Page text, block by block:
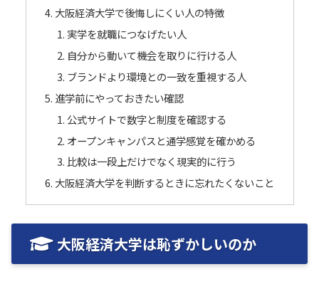
大阪経済大学で後悔しにくい人の特徴
実学を就職につなげたい人
自分から動いて機会を取りに行ける人
ブランドより環境との一致を重視する人
進学前にやっておきたい確認
公式サイトで数字と制度を確認する
オープンキャンパスと通学感覚を確かめる
比較は一段上だけでなく現実的に行う
大阪経済大学を判断するときに忘れたくないこと
大阪経済大学は恥ずかしいのか